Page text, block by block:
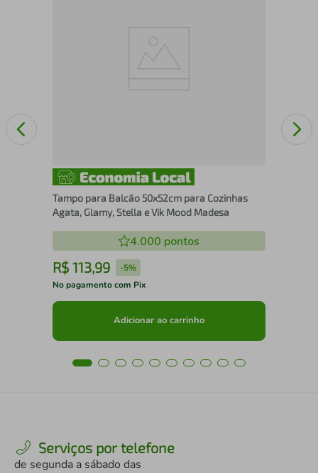
Tampo para Balcão 50x52cm para Cozinhas
Agata, Glamy, Stella e Vik Mood Madesa
4.000 pontos
R$ 113,99 -5%
No pagamento com Pix
Adicionar ao carrinho
Serviços por telefone
de segunda a sábado das